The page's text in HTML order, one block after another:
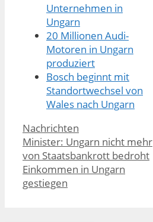
Unternehmen in
Ungarn
20 Millionen Audi-
Motoren in Ungarn
produziert
Bosch beginnt mit
Standortwechsel von
Wales nach Ungarn
Kategorien
Nachrichten
Minister: Ungarn nicht mehr
von Staatsbankrott bedroht
Einkommen in Ungarn
gestiegen